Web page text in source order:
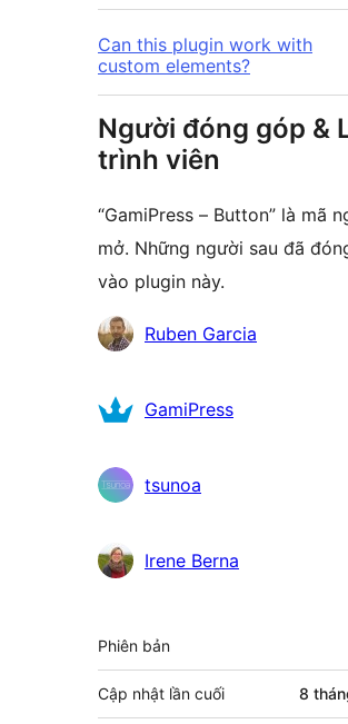
Can this plugin work with
custom elements?
Người đóng góp &
trình viên
“GamiPress – Button” là mã
mở. Những người sau đã
vào plugin này.
Những
đóng
Ruben Garcia
GamiPress
tsunoa
Irene Berna
Meta
Phiên bản
Cập nhật lần cuối 8